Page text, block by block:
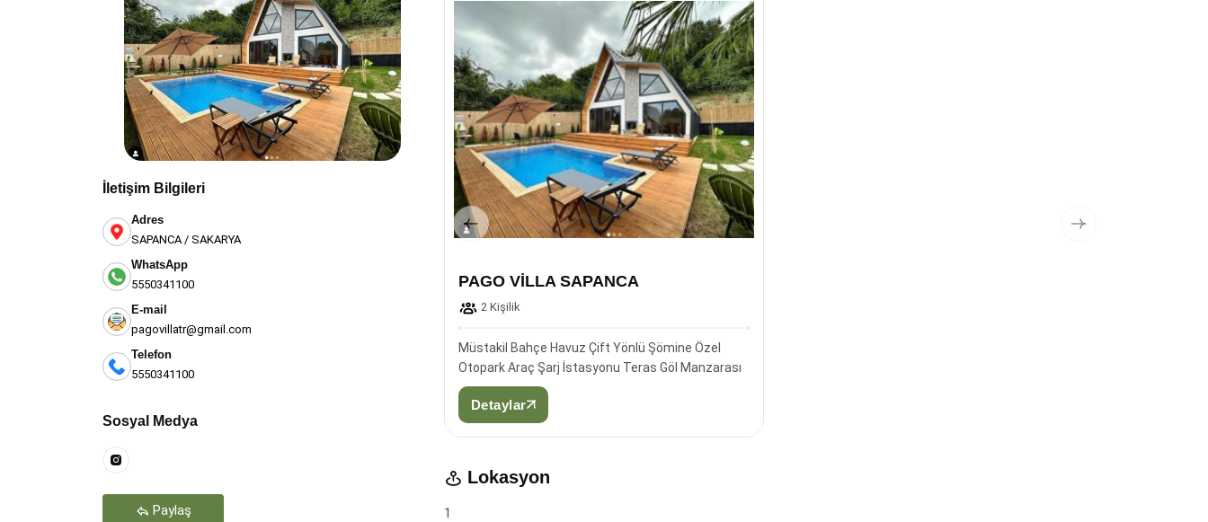
İletişim Bilgileri
Adres
SAPANCA / SAKARYA
WhatsApp
5550341100
E-mail
pagovillatr@gmail.com
Telefon
5550341100
Sosyal Medya
Paylaş
Teşekkür Ederiz
PAGO VİLLA SAPANCA
2 Kişilik
Müstakil Bahçe Havuz Çift Yönlü Şömine Özel
Otopark Araç Şarj İstasyonu Teras Göl Manzarası
Detaylar
Lokasyon
1